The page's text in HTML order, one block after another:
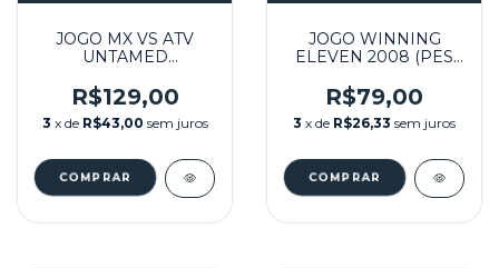
JOGO MX VS ATV
UNTAMED
R$129,00
3 x de R$43,00 sem juros
JOGO WINNING
ELEVEN 2008 (PES
SEMINOVO – PSP
R$79,00
3 x de R$26,33 sem juros